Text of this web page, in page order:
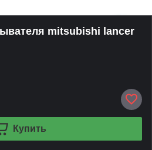
mitsubishi lancer
Купить